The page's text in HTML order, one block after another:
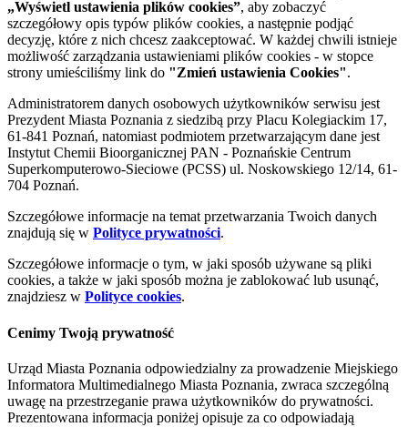
„Wyświetl ustawienia plików cookies”, aby zobaczyć
szczegółowy opis typów plików cookies, a następnie podjąć
decyzję, które z nich chcesz zaakceptować. W każdej chwili istnieje
możliwość zarządzania ustawieniami plików cookies - w stopce
strony umieściliśmy link do "Zmień ustawienia Cookies".
Administratorem danych osobowych użytkowników serwisu jest
Prezydent Miasta Poznania z siedzibą przy Placu Kolegiackim 17,
61-841 Poznań, natomiast podmiotem przetwarzającym dane jest
Instytut Chemii Bioorganicznej PAN - Poznańskie Centrum
Superkomputerowo-Sieciowe (PCSS) ul. Noskowskiego 12/14, 61-
704 Poznań.
Szczegółowe informacje na temat przetwarzania Twoich danych
znajdują się w Polityce prywatności.
Szczegółowe informacje o tym, w jaki sposób używane są pliki
cookies, a także w jaki sposób można je zablokować lub usunąć,
znajdziesz w Polityce cookies.
Cenimy Twoją prywatność
Urząd Miasta Poznania odpowiedzialny za prowadzenie Miejskiego
Informatora Multimedialnego Miasta Poznania, zwraca szczególną
uwagę na przestrzeganie prawa użytkowników do prywatności.
Prezentowana informacja poniżej opisuje za co odpowiadają